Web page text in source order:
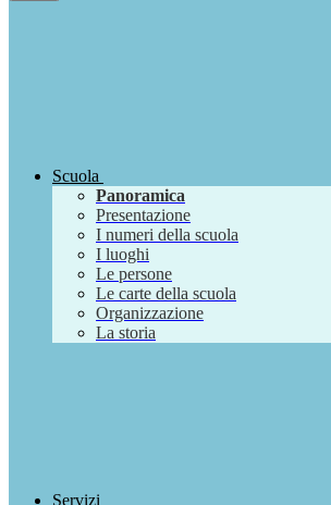
Scuola
Panoramica
Presentazione
I numeri della scuola
I luoghi
Le persone
Le carte della scuola
Organizzazione
La storia
Servizi